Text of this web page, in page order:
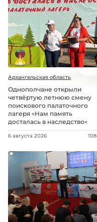
Архангельская область
Однополчане открыли
четвёртую летнюю смену
поискового палаточного
лагеря «Нам память
досталась в наследство»
6 августа 2026 108